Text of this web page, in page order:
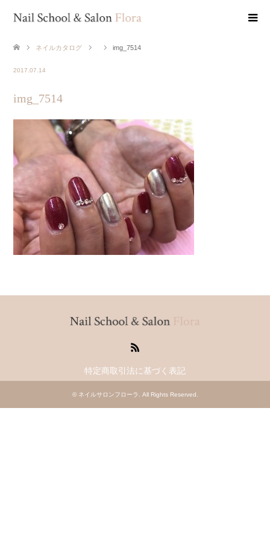
ネイルカタログ img_7514
2017.07.14
img_7514
特定商取引法に基づく表記
© ネイルサロンフローラ . All Rights Reserved.